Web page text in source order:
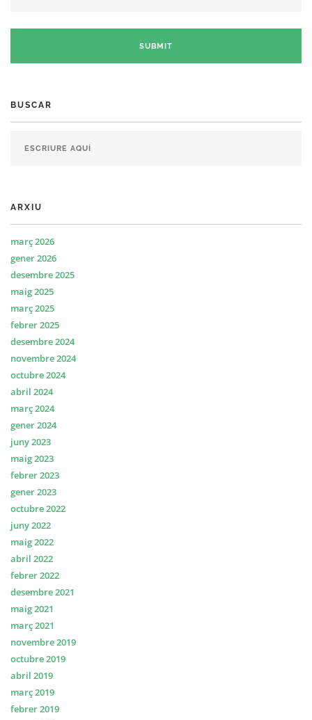
BUSCAR
ARXIU
març 2026
gener 2026
desembre 2025
maig 2025
març 2025
febrer 2025
desembre 2024
novembre 2024
octubre 2024
abril 2024
març 2024
gener 2024
juny 2023
maig 2023
febrer 2023
gener 2023
octubre 2022
juny 2022
maig 2022
abril 2022
febrer 2022
desembre 2021
maig 2021
març 2021
novembre 2019
octubre 2019
abril 2019
març 2019
febrer 2019